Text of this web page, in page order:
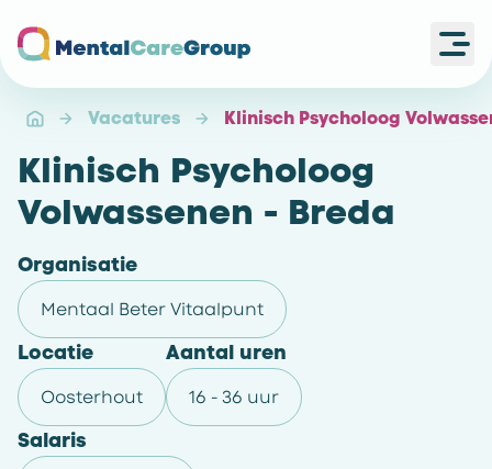
Vacatures Klinisch Psycholoog
Klinisch Psycholoog
Volwassenen - Breda
Organisatie
Mentaal Beter Vitaalpunt
Locatie
Oosterhout
Aantal uren
16 - 36 uur
Salaris